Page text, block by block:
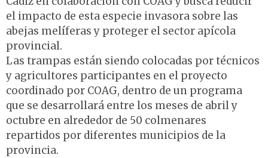
el impacto de esta especie invasora sobre las
abejas melíferas y proteger el sector apícola
provincial.
Las trampas están siendo colocadas por técnicos
y agricultores participantes en el proyecto
coordinado por COAG, dentro de un programa
que se desarrollará entre los meses de abril y
octubre en alrededor de 50 colmenares
repartidos por diferentes municipios de la
provincia.